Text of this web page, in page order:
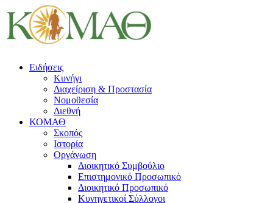
Ειδήσεις
Κυνήγι
Διαχείριση & Προστασία
Νομοθεσία
Διεθνή
ΚΟΜΑΘ
Σκοπός
Ιστορία
Οργάνωση
Διοικητικό Συμβούλιο
Επιστημονικό Προσωπικό
Διοικητικό Προσωπικό
Κυνηγετικοί Σύλλογοι